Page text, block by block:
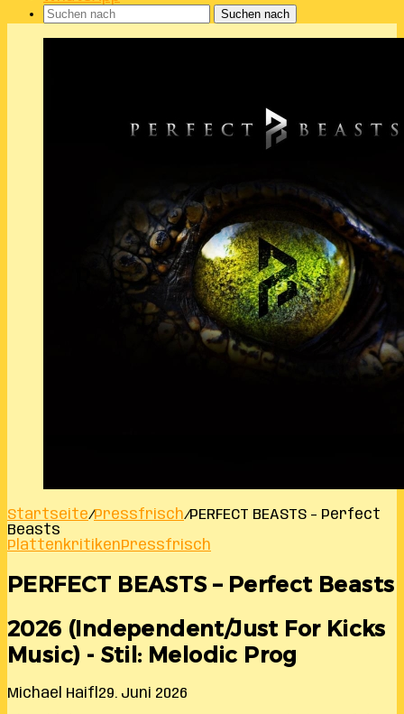
Suchen nach
Startseite/Pressfrisch/PERFECT BEASTS – Perfect
Beasts
PlattenkritikenPressfrisch
PERFECT BEASTS – Perfect Beasts
2026 (Independent/Just For Kicks
Music) - Stil: Melodic Prog
Michael Haifl 29. Juni 2026